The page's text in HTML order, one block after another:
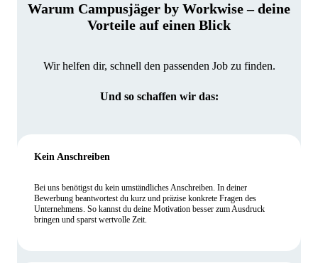
Warum Campusjäger by Workwise – deine
Vorteile auf einen Blick
Wir helfen dir, schnell den passenden Job zu finden.
Und so schaffen wir das:
Kein Anschreiben
Bei uns benötigst du kein umständliches Anschreiben. In deiner
Bewerbung beantwortest du kurz und präzise konkrete Fragen des
Unternehmens. So kannst du deine Motivation besser zum Ausdruck
bringen und sparst wertvolle Zeit.